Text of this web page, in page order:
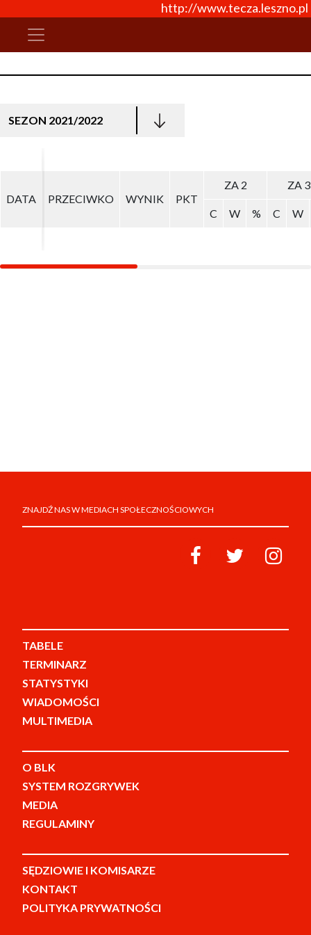
http://www.tecza.leszno.pl
SEZON 2021/2022
DATA PRZECIWKO WYNIK PKT
ZA 2 ZA 3
C W % C W
DATA PRZECIWKO WYNIK PKT
ZA 2 ZA 3
C W % C W
ZNAJDŹ NAS W MEDIACH SPOŁECZNOŚCIOWYCH
TABELE
TERMINARZ
STATYSTYKI
WIADOMOŚCI
MULTIMEDIA
O BLK
SYSTEM ROZGRYWEK
MEDIA
REGULAMINY
SĘDZIOWIE I KOMISARZE
KONTAKT
POLITYKA PRYWATNOŚCI